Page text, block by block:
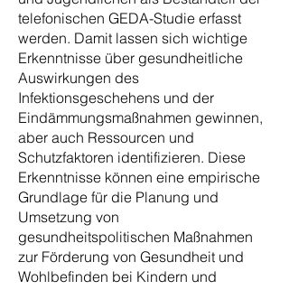
telefonischen GEDA-Studie erfasst
werden. Damit lassen sich wichtige
Erkenntnisse über gesundheitliche
Auswirkungen des
Infektionsgeschehens und der
Eindämmungsmaßnahmen gewinnen,
aber auch Ressourcen und
Schutzfaktoren identifizieren. Diese
Erkenntnisse können eine empirische
Grundlage für die Planung und
Umsetzung von
gesundheitspolitischen Maßnahmen
zur Förderung von Gesundheit und
Wohlbefinden bei Kindern und